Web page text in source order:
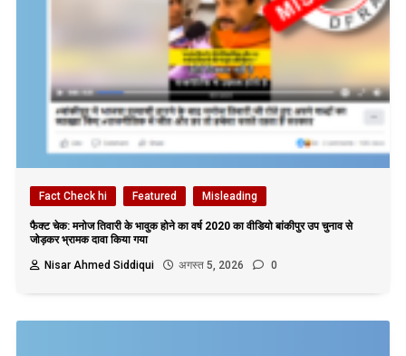
Fact Check hi Featured Misleading
फैक्ट चेक: मनोज तिवारी के भावुक होने का वर्ष 2020 का वीडियो बांकीपुर उप चुनाव से
जोड़कर भ्रामक दावा किया गया
Nisar Ahmed Siddiqui
अगस्त 5, 2026 0